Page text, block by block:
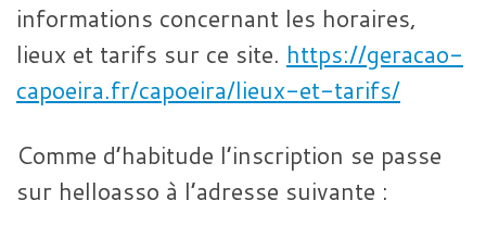
informations concernant les horaires,
lieux et tarifs sur ce site. https://geracao-
capoeira.fr/capoeira/lieux-et-tarifs/
Comme d’habitude l’inscription se passe
sur helloasso à l’adresse suivante :